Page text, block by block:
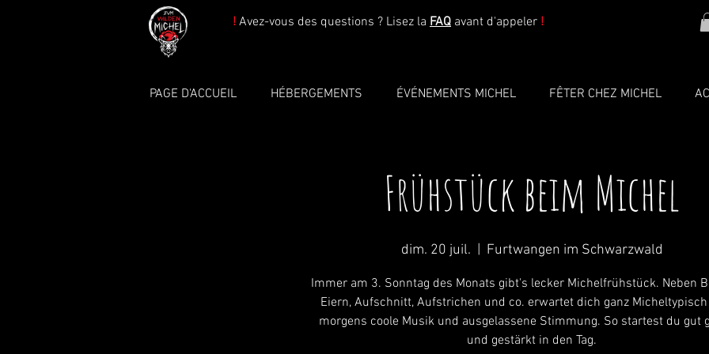
! Avez-vous des questions ? Lisez la FAQ avant d'appeler !
PAGE D'ACCUEIL HÉBERGEMENTS ÉVÉNEMENTS MICHEL FÊTER CHEZ MICHEL
Frühstück beim Michel
dim. 20 juil. Furtwangen im Schwarzwald
Immer am 3. Sonntag des Monats gibt's lecker Michelfrühstück. Neben
Eiern, Aufschnitt, Aufstrichen und co. erwartet dich ganz
morgens coole Musik und ausgelassene Stimmung. So startest du gut
und gestärkt in den Tag.